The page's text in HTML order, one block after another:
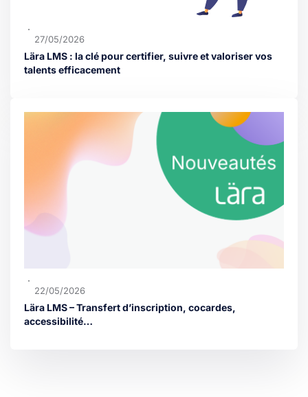
27/05/2026
Lära LMS : la clé pour certifier, suivre et valoriser vos
talents efficacement
22/05/2026
Lära LMS – Transfert d’inscription, cocardes,
accessibilité…